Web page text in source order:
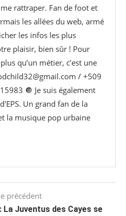
rattraper. Fan de foot et
les allées du web, armé
les infos les plus
plaisir, bien sûr ! Pour
qu’un métier, c’est une
/ +509
🔘 Je suis également
Un grand fan de la
la musique pop urbaine
précédent
La Juventus des Cayes se